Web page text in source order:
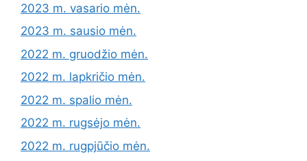
2023 m. vasario mėn.
2023 m. sausio mėn.
2022 m. gruodžio mėn.
2022 m. lapkričio mėn.
2022 m. spalio mėn.
2022 m. rugsėjo mėn.
2022 m. rugpjūčio mėn.